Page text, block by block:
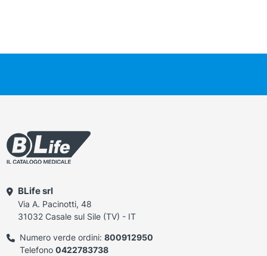
BLife srl
Via A. Pacinotti, 48
31032 Casale sul Sile (TV) - IT
Numero verde ordini: 800912950
Telefono 0422783738